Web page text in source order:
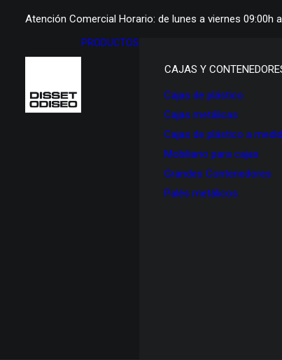
Atención Comercial Horario: de lunes a viernes 09:00h
PRODUCTOS
CAJAS Y
Cajas de plástico
Cajas metálicas
Cajas de plástico a
Mobiliario para cajas
Grandes Contenedores
Palés metálicos